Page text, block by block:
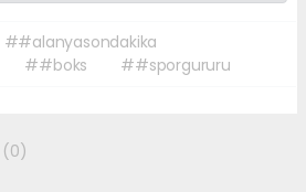
##alanyasondakika
##boks ##sporgururu
(0)